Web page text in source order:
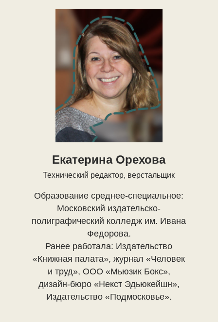
Екатерина Орехова
Технический редактор, верстальщик
Образование среднее-специальное:
Московский издательско-
полиграфический колледж им. Ивана
Федорова.
Ранее работала: Издательство
«Книжная палата», журнал «Человек
и труд», ООО «Мьюзик Бокс»,
дизайн-бюро «Некст Эдьюкейшн»,
Издательство «Подмосковье».